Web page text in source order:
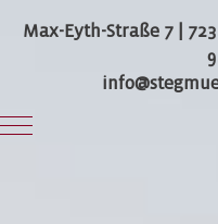
Max-Eyth-Straße 7 |
Mobile Menu Toggle